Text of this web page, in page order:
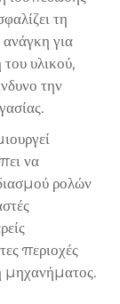
τη
για
υλικού,
την
να
ρολών
περιοχές
μηχανήματος.